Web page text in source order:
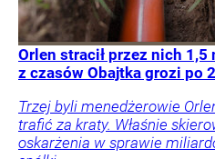
Orlen stracił przez nich 1,5
z czasów Obajtka grozi po
Trzej byli menedżerowie
trafić za kraty. Właśnie
oskarżenia w sprawie